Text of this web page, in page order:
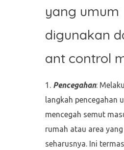
yang umum
digunakan
ant control
Pencegahan:
langkah pencegahan
mencegah semut
rumah atau area
seharusnya. Ini